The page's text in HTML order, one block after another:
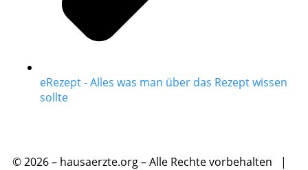
eRezept - Alles was man über das Rezept wissen
sollte
© 2026 – hausaerzte.org – Alle Rechte vorbehalten |